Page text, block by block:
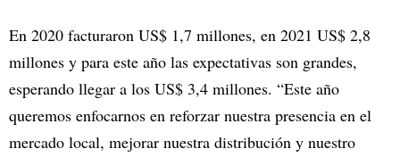
En 2020 facturaron US$ 1,7 millones, en 2021 US$ 2,8
millones y para este año las expectativas son grandes,
esperando llegar a los US$ 3,4 millones. “Este año
queremos enfocarnos en reforzar nuestra presencia en el
mercado local, mejorar nuestra distribución y nuestro